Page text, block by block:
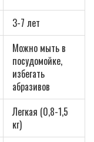
3-7 лет
Можно мыть в
посудомойке,
избегать
абразивов
Легкая (0,8-1,5
кг)